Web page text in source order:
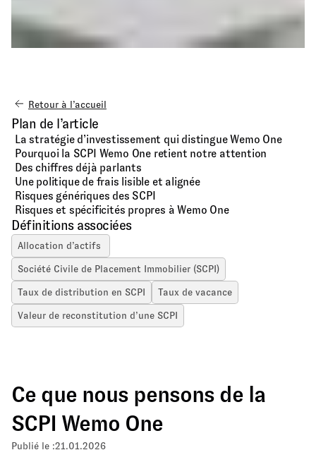
Retour à l’accueil
Plan de l’article
La stratégie d’investissement qui distingue Wemo One
Pourquoi la SCPI Wemo One retient notre attention
Des chiffres déjà parlants
Une politique de frais lisible et alignée
Risques génériques des SCPI
Risques et spécificités propres à Wemo One
Définitions associées
Allocation d’actifs
Société Civile de Placement Immobilier (SCPI)
Taux de distribution en SCPI Taux de vacance
Valeur de reconstitution d’une SCPI
Ce que nous pensons de la
SCPI Wemo One
Publié le :21.01.2026